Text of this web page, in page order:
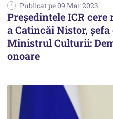
Publicat pe 09 Mar 2023
Președintele ICR
a Catincăi Nistor,
Ministrul Culturii:
onoare